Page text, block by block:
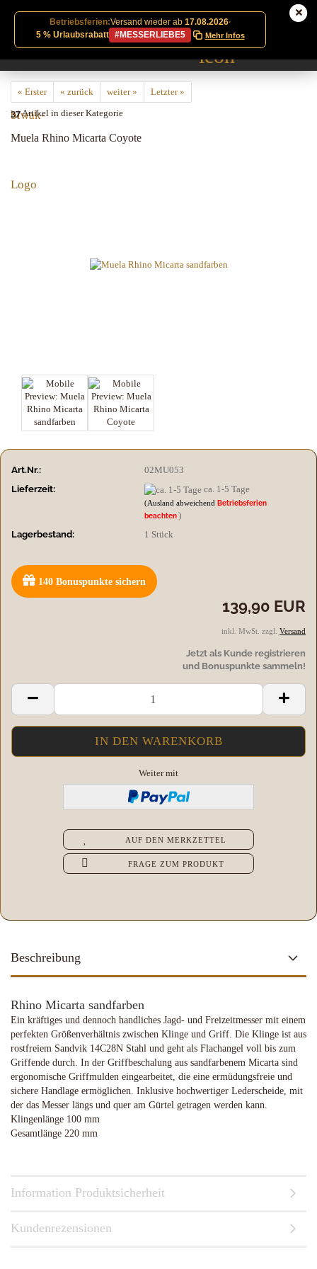
Betriebsferien:Versand wieder ab 17.08.2026·
5 % Urlaubsrabatt
#MESSERLIEBE5 Mehr Infos
« Erster « zurück weiter »
Letzter »
37Artikel in dieser Kategorie
Muela Rhino Micarta Coyote
Art.Nr.:
02MU053
Lieferzeit:
ca. 1-5 Tage
(Ausland abweichendBetriebsferien
beachten )
Lagerbestand:
1 Stück
140 Bonuspunkte sichern
139,90 EUR
inkl. MwSt. zzgl. Versand
Jetzt als Kunde registrieren
und Bonuspunkte sammeln!
Weiter mit
AUF DEN MERKZETTEL
FRAGE ZUM PRODUKT
Beschreibung
Rhino Micarta sandfarben
Ein kräftiges und dennoch handliches Jagd- und Freizeitmesser mit einem
perfekten Größenverhältnis zwischen Klinge und Griff. Die Klinge ist aus
rostfreiem Sandvik 14C28N Stahl und geht als Flachangel voll bis zum
Griffende durch. In der Griffbeschalung aus sandfarbenem Micarta sind
ergonomische Griffmulden eingearbeitet, die eine ermüdungsfreie und
sichere Handlage ermöglichen. Inklusive hochwertiger Lederscheide, mit
der das Messer längs und quer am Gürtel getragen werden kann.
Klingenlänge 100 mm
Gesamtlänge 220 mm
Information Produktsicherheit
Kundenrezensionen